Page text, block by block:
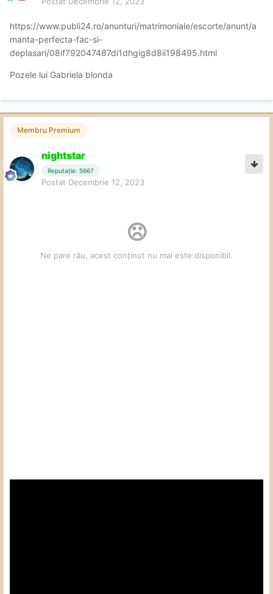
https://www.publi24.ro/anunturi/matrimoniale/escorte/anunt/a
manta-perfecta-fac-si-
deplasari/08if792047487di1dhgig8d8ii198495.html
Pozele lui Gabriela blonda
Membru Premium
nightstar
Reputație: 5667
Postat Decembrie 12, 2023